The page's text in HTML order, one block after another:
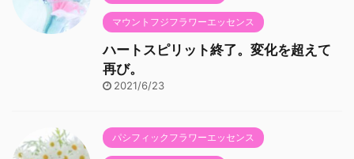
マウントフジフラワーエッセンス
ハートスピリット終了。変化を超えて
再び。
2021/6/23
パシフィックフラワーエッセンス